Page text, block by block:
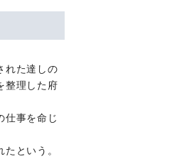
れた達しの
整理した府
仕事を命じ
という。